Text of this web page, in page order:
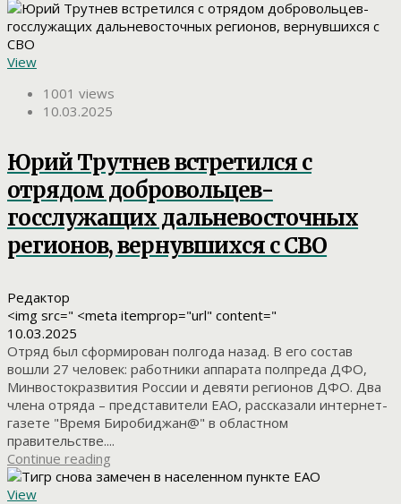
View
1001 views
10.03.2025
Юрий Трутнев встретился с
отрядом добровольцев-
госслужащих дальневосточных
регионов, вернувшихся с СВО
Редактор
<img src=" <meta itemprop="url" content="
10.03.2025
Отряд был сформирован полгода назад. В его состав
вошли 27 человек: работники аппарата полпреда ДФО,
Минвостокразвития России и девяти регионов ДФО. Два
члена отряда – представители ЕАО, рассказали интернет-
газете "Время Биробиджан@" в областном
правительстве....
Continue reading
View